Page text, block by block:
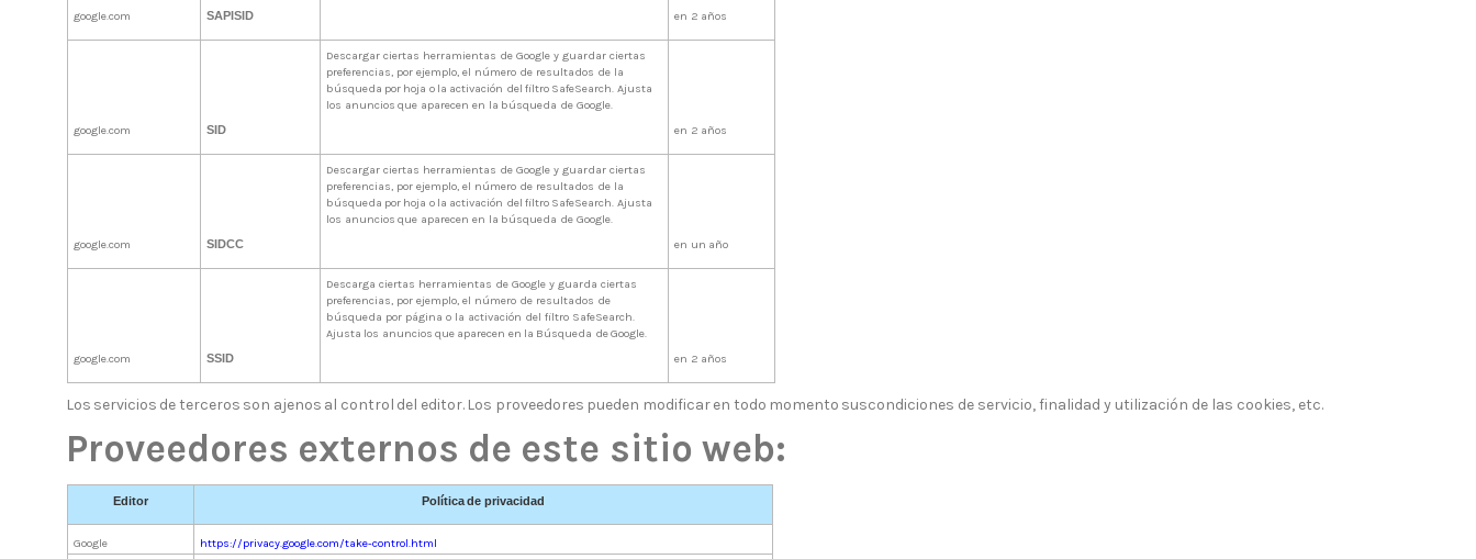
google.com SAPISID
en 2 años
google.com SID
Descargar ciertas herramientas de Google y guardar ciertas
preferencias, por ejemplo, el número de resultados de la
búsqueda por hoja o la activación del filtro SafeSearch. Ajusta
los anuncios que aparecen en la búsqueda de Google.
en 2 años
google.com SIDCC
Descargar ciertas herramientas de Google y guardar ciertas
preferencias, por ejemplo, el número de resultados de la
búsqueda por hoja o la activación del filtro SafeSearch. Ajusta
los anuncios que aparecen en la búsqueda de Google.
en un año
google.com SSID
Descarga ciertas herramientas de Google y guarda ciertas
preferencias, por ejemplo, el número de resultados de
búsqueda por página o la activación del filtro SafeSearch.
Ajusta los anuncios que aparecen en la Búsqueda deGoogle.
en 2 años
Los servicios deterceros son ajenos al control del editor. Los proveedores pueden modificar en todo momento suscondiciones de servicio,finalidad y utilización de las cookies, etc.
Proveedores externos de este sitio web:
Editor Política de privacidad
Google https://privacy.google.com/take-control.html